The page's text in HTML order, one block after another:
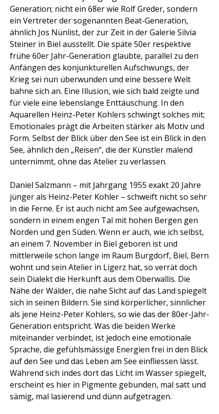
Generation; nicht ein 68er wie Rolf Greder, sondern
ein Vertreter der sogenannten Beat-Generation,
ähnlich Jos Nünlist, der zur Zeit in der Galerie Silvia
Steiner in Biel ausstellt. Die späte 50er respektive
frühe 60er Jahr-Generation glaubte, parallel zu den
Anfängen des konjunkturellen Aufschwungs, der
Krieg sei nun überwunden und eine bessere Welt
bahne sich an. Eine Illusion, wie sich bald zeigte und
für viele eine lebenslange Enttäuschung. In den
Aquarellen Heinz-Peter Kohlers schwingt solches mit;
Emotionales prägt die Arbeiten stärker als Motiv und
Form. Selbst der Blick überden See ist ein Blick in den
See, ähnlich den „Reisen“, die der Künstler malend
unternimmt, ohne das Atelier zu verlassen.
Daniel Salzmann – mit Jahrgang 1955 exakt 20 Jahre
jünger als Heinz-Peter Kohler – schweift nicht so sehr
in die Ferne. Er ist auch nicht am See aufgewachsen,
sondern in einem engen Tal mit hohen Bergen gen
Norden und gen Süden. Wenn er auch, wie ich selbst,
an einem 7. November in Biel geboren ist und
mittlerweile schon lange im Raum Burgdorf, Biel, Bern
wohnt und sein Atelier in Ligerz hat, so verrät doch
sein Dialekt die Herkunft aus dem Oberwallis. Die
Nähe der Wälder, die nahe Sicht auf das Land spiegelt
sich in seinen Bildern. Sie sind körperlicher, sinnlicher
als jene Heinz-Peter Kohlers, so wie das der 80er-Jahr-
Generation entspricht. Was die beiden Werke
miteinander verbindet, ist jedoch eine emotionale
Sprache, die gefühlsmässige Energien frei in den Blick
auf den See und das Leben am See einfliessen lässt.
Während sich indes dort das Licht im Wasser spiegelt,
erscheint es hier in Pigmente gebunden, mal satt und
sämig, mal lasierend und dünn aufgetragen.